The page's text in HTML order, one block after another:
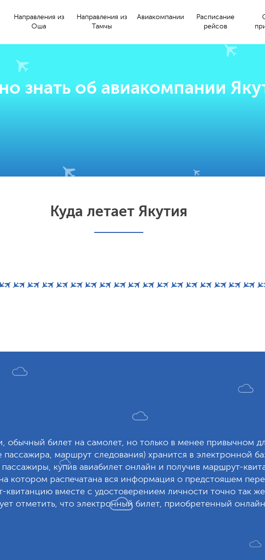
Направления из
Оша
Направления из
Тамчы
Авиакомпании
Расписание
рейсов
знать об авиакомпании
Куда летает Якутия
обычный билет на самолет, но только в менее привычном
маршрут следования) хранится в электронной
купив авиабилет онлайн и получив маршрут-
котором распечатана вся информация о предстояшем
вместе с удостоверением личности точно так
отметить, что электронный билет, приобретенный